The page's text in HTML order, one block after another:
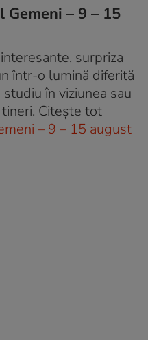
Gemeni – 9 – 15
surpriza
într-o lumină diferită
în viziunea sau
Citește tot
– 9 – 15 august